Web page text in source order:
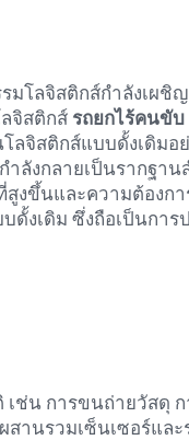
มโลจิสติกส์กำลังเผชิ
จิสติกส์ รถยกไร้คนขับ
ลจิสติกส์แบบดั้งเดิมอ
ำลังกลายเป็นรากฐา
งขึ้นและความต้องก
ดั้งเดิม ซึ่งถือเป็นการ
ช่น การขนถ่ายวัสดุ
านรวมเซ็นเซอร์แล